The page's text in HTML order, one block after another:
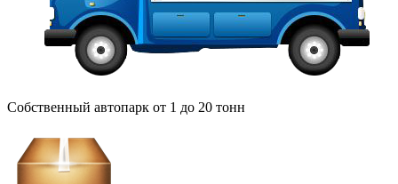
Собственный автопарк от 1 до 20 тонн